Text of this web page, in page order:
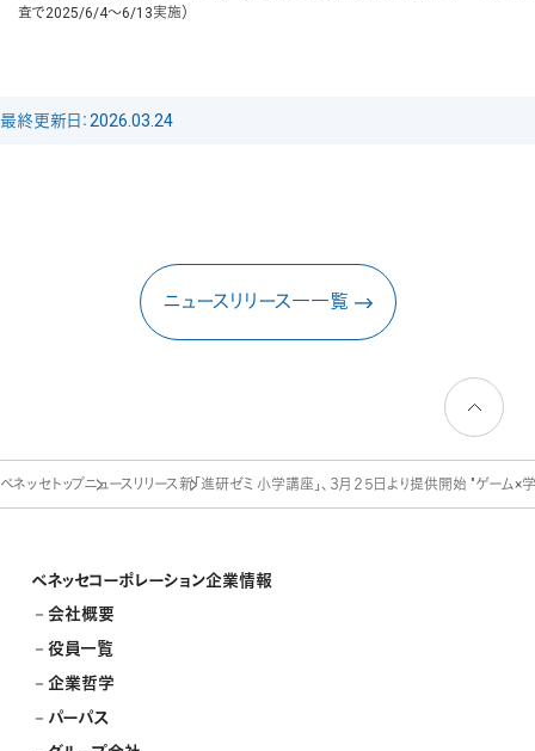
査で2025/6/4～6/13実施）
最終更新日：2026.03.24
ニュースリリース一一覧
ベネッセトップニュースリリース 新「進研ゼミ 小学講座」、３月２５日より提供開始 "ゲーム×
ページトッ
プへ
ベネッセコーポレーション企業情報
会社概要
役員一覧
企業哲学
パーパス